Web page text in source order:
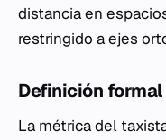
distancia en
restringido a ejes
Definición
La métrica del